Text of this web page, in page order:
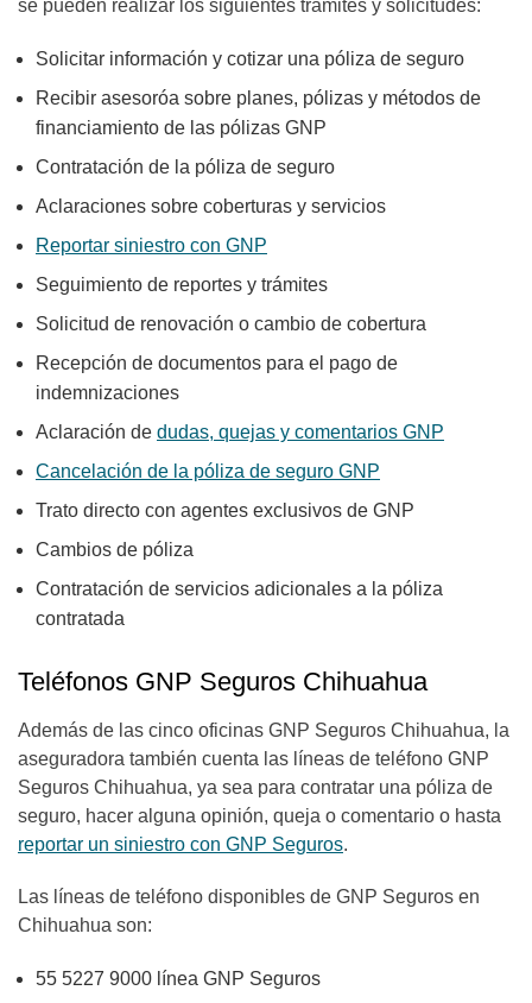
se pueden realizar los siguientes trámites y solicitudes:
Solicitar información y cotizar una póliza de seguro
Recibir asesoróa sobre planes, pólizas y métodos de
financiamiento de las pólizas GNP
Contratación de la póliza de seguro
Aclaraciones sobre coberturas y servicios
Reportar siniestro con GNP
Seguimiento de reportes y trámites
Solicitud de renovación o cambio de cobertura
Recepción de documentos para el pago de
indemnizaciones
Aclaración de dudas, quejas y comentarios GNP
Cancelación de la póliza de seguro GNP
Trato directo con agentes exclusivos de GNP
Cambios de póliza
Contratación de servicios adicionales a la póliza
contratada
Teléfonos GNP Seguros Chihuahua
Además de las cinco oficinas GNP Seguros Chihuahua, la
aseguradora también cuenta las líneas de teléfono GNP
Seguros Chihuahua, ya sea para contratar una póliza de
seguro, hacer alguna opinión, queja o comentario o hasta
reportar un siniestro con GNP Seguros.
Las líneas de teléfono disponibles de GNP Seguros en
Chihuahua son:
55 5227 9000 línea GNP Seguros